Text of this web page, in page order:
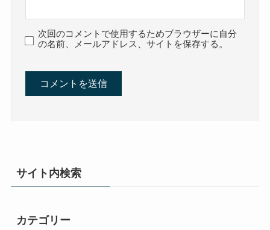
次回のコメントで使用するためブラウザーに自分
の名前、メールアドレス、サイトを保存する。
サイト内検索
カテゴリー